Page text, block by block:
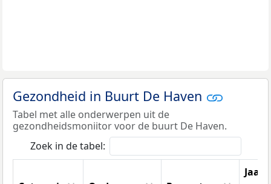
Gezondheid in Buurt De Haven
Tabel met alle onderwerpen uit de
gezondheidsmoniitor voor de buurt De Haven.
Zoek in de tabel:
Jaar